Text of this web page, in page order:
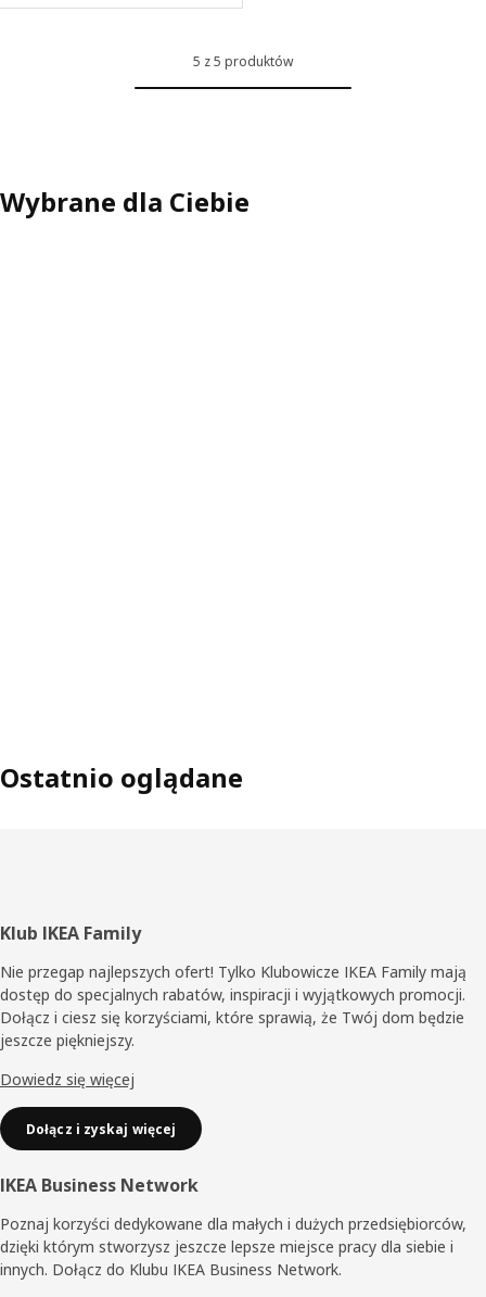
5 z 5 produktów
Wybrane dla Ciebie
Ostatnio oglądane
Stopka
Klub IKEA Family
Nie przegap najlepszych ofert! Tylko Klubowicze IKEA Family mają
dostęp do specjalnych rabatów, inspiracji i wyjątkowych promocji.
Dołącz i ciesz się korzyściami, które sprawią, że Twój dom będzie
jeszcze piękniejszy.
Dowiedz się więcej
Dołącz i zyskaj więcej
IKEA Business Network
Poznaj korzyści dedykowane dla małych i dużych przedsiębiorców,
dzięki którym stworzysz jeszcze lepsze miejsce pracy dla siebie i
innych. Dołącz do Klubu IKEA Business Network.